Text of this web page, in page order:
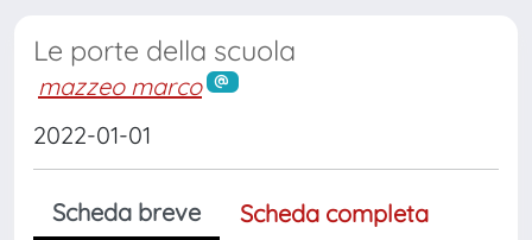
Le porte della scuola
mazzeo marco
2022-01-01
Scheda breve
Scheda completa